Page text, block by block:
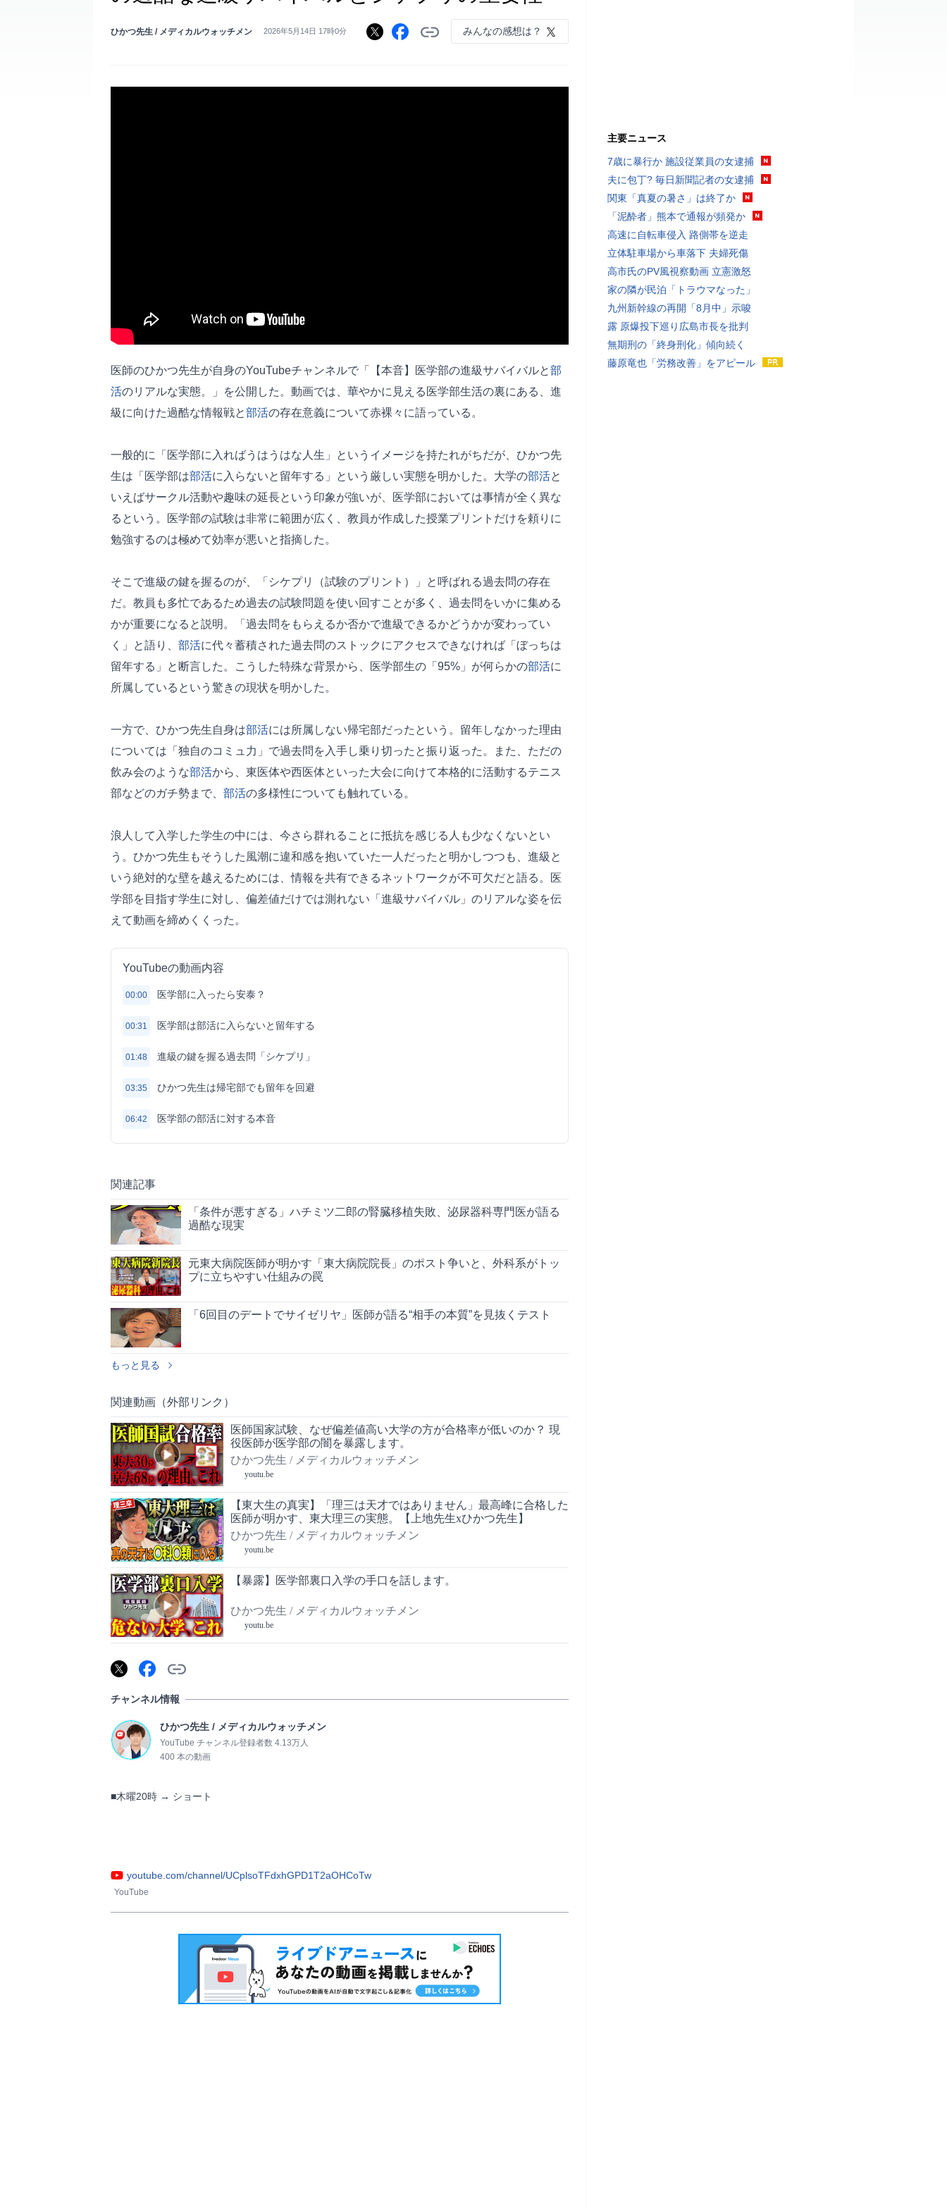
ひかつ先生 / メディカルウォッチメン 2026年5月14日 17時0分 みんなの感想は？
医師のひかつ先生が自身のYouTubeチャンネルで「【本音】医学部の進級サバイバルと部
活のリアルな実態。」を公開した。動画では、華やかに見える医学部生活の裏にある、進
級に向けた過酷な情報戦と部活の存在意義について赤裸々に語っている。
一般的に「医学部に入ればうはうはな人生」というイメージを持たれがちだが、ひかつ先
生は「医学部は部活に入らないと留年する」という厳しい実態を明かした。大学の部活と
いえばサークル活動や趣味の延長という印象が強いが、医学部においては事情が全く異な
るという。医学部の試験は非常に範囲が広く、教員が作成した授業プリントだけを頼りに
勉強するのは極めて効率が悪いと指摘した。
そこで進級の鍵を握るのが、「シケプリ（試験のプリント）」と呼ばれる過去問の存在
だ。教員も多忙であるため過去の試験問題を使い回すことが多く、過去問をいかに集める
かが重要になると説明。「過去問をもらえるか否かで進級できるかどうかが変わってい
く」と語り、 部活に代々蓄積された過去問のストックにアクセスできなければ「ぼっちは
留年する」と断言した。こうした特殊な背景から、医学部生の「95%」が何らかの部活に
所属しているという驚きの現状を明かした。
一方で、ひかつ先生自身は部活には所属しない帰宅部だったという。留年しなかった理由
については「独自のコミュ力」で過去問を入手し乗り切ったと振り返った。また、ただの
飲み会のような部活から、東医体や西医体といった大会に向けて本格的に活動するテニス
部などのガチ勢まで、 部活の多様性についても触れている。
浪人して入学した学生の中には、今さら群れることに抵抗を感じる人も少なくないとい
う。ひかつ先生もそうした風潮に違和感を抱いていた一人だったと明かしつつも、進級と
いう絶対的な壁を越えるためには、情報を共有できるネットワークが不可欠だと語る。医
学部を目指す学生に対し、偏差値だけでは測れない「進級サバイバル」のリアルな姿を伝
えて動画を締めくくった。
YouTubeの動画内容
00:00 医学部に入ったら安泰？
00:31 医学部は部活に入らないと留年する
01:48 進級の鍵を握る過去問「シケプリ」
03:35 ひかつ先生は帰宅部でも留年を回避
06:42 医学部の部活に対する本音
関連記事
「条件が悪すぎる」ハチミツ二郎の腎臓移植失敗、泌尿器科専門医が語る
過酷な現実
元東大病院医師が明かす「東大病院院長」のポスト争いと、外科系がトッ
プに立ちやすい仕組みの罠
「6回目のデートでサイゼリヤ」医師が語る“相手の本質”を見抜くテスト
もっと見る
関連動画（外部リンク）
医師国家試験、なぜ偏差値高い大学の方が合格率が低いのか？ 現
役医師が医学部の闇を暴露します。
ひかつ先生 / メディカルウォッチメン
youtu.be
【東大生の真実】「理三は天才ではありません」最高峰に合格した
医師が明かす、東大理三の実態。【上地先生xひかつ先生】
ひかつ先生 / メディカルウォッチメン
youtu.be
【暴露】医学部裏口入学の手口を話します。
ひかつ先生 / メディカルウォッチメン
youtu.be
チャンネル情報
ひかつ先生 / メディカルウォッチメン
YouTube チャンネル登録者数 4.13万人
400 本の動画
■木曜20時 → ショート
youtube.com/channel/UCplsoTFdxhGPD1T2aOHCoTw
YouTube
主要ニュース
7歳に暴行か 施設従業員の女逮捕
夫に包丁? 毎日新聞記者の女逮捕
関東「真夏の暑さ」は終了か
「泥酔者」熊本で通報が頻発か
高速に自転車侵入 路側帯を逆走
立体駐車場から車落下 夫婦死傷
高市氏のPV風視察動画 立憲激怒
家の隣が民泊「トラウマなった」
九州新幹線の再開「8月中」示唆
露 原爆投下巡り広島市長を批判
無期刑の「終身刑化」傾向続く
藤原竜也「労務改善」をアピール